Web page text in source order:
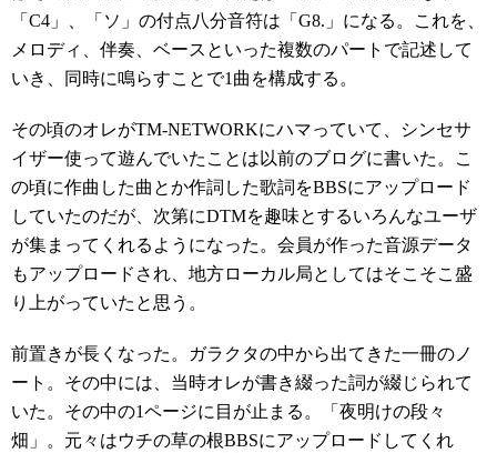
「C4」、「ソ」の付点八分音符は「G8.」になる。これを、
メロディ、伴奏、ベースといった複数のパートで記述して
いき、同時に鳴らすことで1曲を構成する。
その頃のオレがTM-NETWORKにハマっていて、シンセサ
イザー使って遊んでいたことは以前のブログに書いた。こ
の頃に作曲した曲とか作詞した歌詞をBBSにアップロード
していたのだが、次第にDTMを趣味とするいろんなユーザ
が集まってくれるようになった。会員が作った音源データ
もアップロードされ、地方ローカル局としてはそこそこ盛
り上がっていたと思う。
前置きが長くなった。ガラクタの中から出てきた一冊のノ
ート。その中には、当時オレが書き綴った詞が綴じられて
いた。その中の1ページに目が止まる。「夜明けの段々
畑」。元々はウチの草の根BBSにアップロードしてくれ